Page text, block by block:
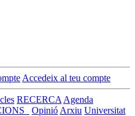
Accedeix al teu compte
RECERCA Agenda
Opinió Arxiu Universitat